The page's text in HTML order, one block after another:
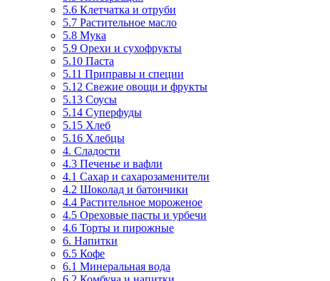
5.6 Клетчатка и отруби
5.7 Растительное масло
5.8 Мука
5.9 Орехи и сухофрукты
5.10 Паста
5.11 Приправы и специи
5.12 Свежие овощи и фрукты
5.13 Соусы
5.14 Суперфуды
5.15 Хлеб
5.16 Хлебцы
4. Сладости
4.3 Печенье и вафли
4.1 Сахар и сахарозаменители
4.2 Шоколад и батончики
4.4 Растительное мороженое
4.5 Ореховые пасты и урбечи
4.6 Торты и пирожные
6. Напитки
6.5 Кофе
6.1 Минеральная вода